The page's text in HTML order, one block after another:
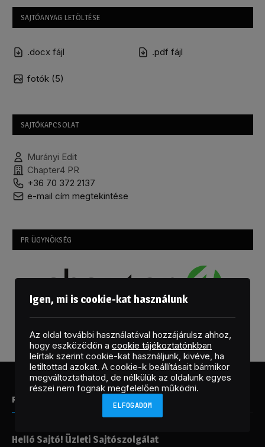
SAJTÓANYAG LETÖLTÉSE
.docx fájl .pdf fájl
fotók (5)
SAJTÓKAPCSOLAT
Murányi Edit
Chapter4 PR
+36 70 372 2137
e-mail cím megtekintése
PR ÜGYNÖKSÉG
RÖVIDEN
Helló Sajtó! Üzleti Sajtószolgálat
Igen, mi is cookie-kat használunk
Az oldal további használatával hozzájárulsz ahhoz,
hogy eszközödön a cookie tájékoztatónkban
leírtak szerint cookie-kat használjunk, kivéve, ha
letiltottad azokat. A cookie-k beállításait bármikor
megváltoztathatod, de nélkülük az oldalunk egyes
részei nem fognak megfelelően működni.
ELFOGADOM